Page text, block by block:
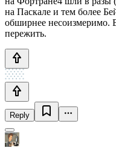
на Паскале и тем более
обширнее несоизмеримо.
пережить.
Reply